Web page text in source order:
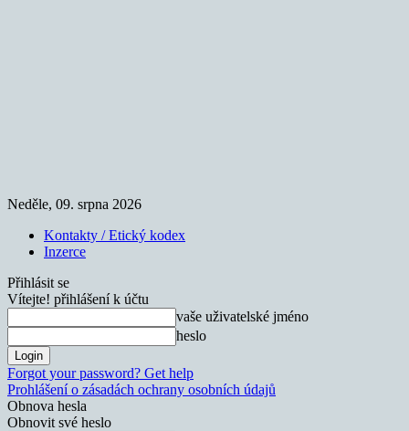
Neděle, 09. srpna 2026
Kontakty / Etický kodex
Inzerce
Přihlásit se
Vítejte! přihlášení k účtu
vaše uživatelské jméno
heslo
Forgot your password? Get help
Prohlášení o zásadách ochrany osobních údajů
Obnova hesla
Obnovit své heslo